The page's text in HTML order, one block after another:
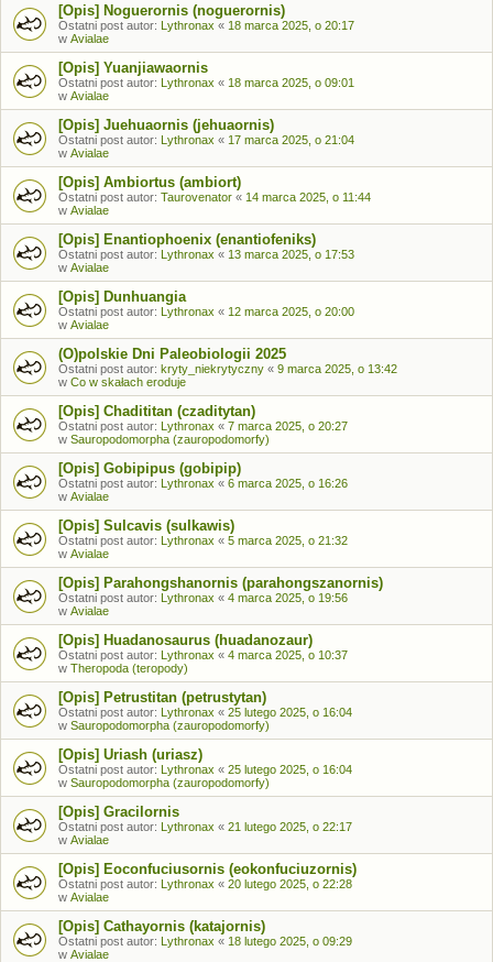
[Opis] Noguerornis (noguerornis)
Ostatni post autor: Lythronax « 18 marca 2025, o 20:17
w Avialae
[Opis] Yuanjiawaornis
Ostatni post autor: Lythronax « 18 marca 2025, o 09:01
w Avialae
[Opis] Juehuaornis (jehuaornis)
Ostatni post autor: Lythronax « 17 marca 2025, o 21:04
w Avialae
[Opis] Ambiortus (ambiort)
Ostatni post autor: Taurovenator « 14 marca 2025, o 11:44
w Avialae
[Opis] Enantiophoenix (enantiofeniks)
Ostatni post autor: Lythronax « 13 marca 2025, o 17:53
w Avialae
[Opis] Dunhuangia
Ostatni post autor: Lythronax « 12 marca 2025, o 20:00
w Avialae
(O)polskie Dni Paleobiologii 2025
Ostatni post autor: kryty_niekrytyczny « 9 marca 2025, o 13:42
w Co w skałach eroduje
[Opis] Chadititan (czaditytan)
Ostatni post autor: Lythronax « 7 marca 2025, o 20:27
w Sauropodomorpha (zauropodomorfy)
[Opis] Gobipipus (gobipip)
Ostatni post autor: Lythronax « 6 marca 2025, o 16:26
w Avialae
[Opis] Sulcavis (sulkawis)
Ostatni post autor: Lythronax « 5 marca 2025, o 21:32
w Avialae
[Opis] Parahongshanornis (parahongszanornis)
Ostatni post autor: Lythronax « 4 marca 2025, o 19:56
w Avialae
[Opis] Huadanosaurus (huadanozaur)
Ostatni post autor: Lythronax « 4 marca 2025, o 10:37
w Theropoda (teropody)
[Opis] Petrustitan (petrustytan)
Ostatni post autor: Lythronax « 25 lutego 2025, o 16:04
w Sauropodomorpha (zauropodomorfy)
[Opis] Uriash (uriasz)
Ostatni post autor: Lythronax « 25 lutego 2025, o 16:04
w Sauropodomorpha (zauropodomorfy)
[Opis] Gracilornis
Ostatni post autor: Lythronax « 21 lutego 2025, o 22:17
w Avialae
[Opis] Eoconfuciusornis (eokonfuciuzornis)
Ostatni post autor: Lythronax « 20 lutego 2025, o 22:28
w Avialae
[Opis] Cathayornis (katajornis)
Ostatni post autor: Lythronax « 18 lutego 2025, o 09:29
w Avialae